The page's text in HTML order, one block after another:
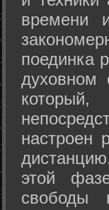
времени
поединка
духовном
настроен
этой
свободы